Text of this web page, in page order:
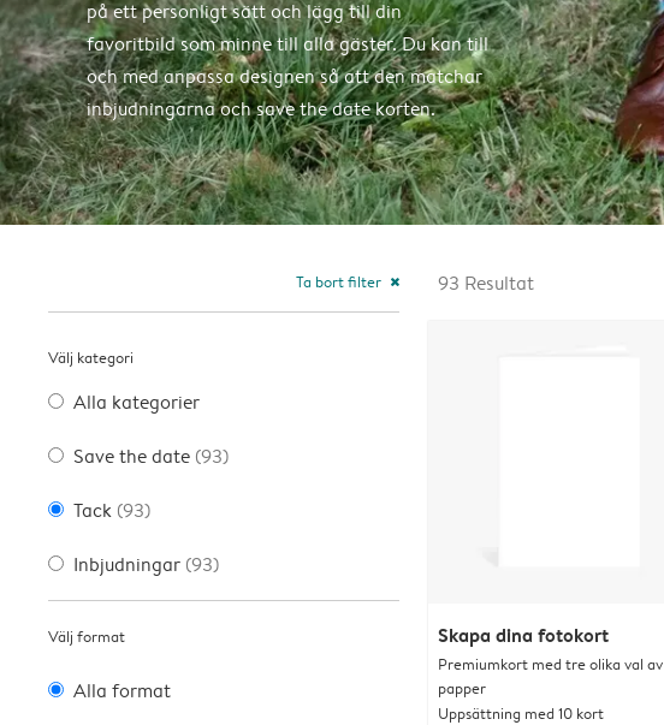
på ett personligt sätt och lägg till din
favoritbild som minne till alla gäster. Du kan till
och med anpassa designen så att den matchar
inbjudningarna och save the date korten.
Ta bort filter close
Välj kategori
Alla kategorier
Save the date (93)
Tack (93)
Inbjudningar (93)
Välj format
Alla format
93 Resultat
Skapa dina fotokort
Premiumkort med tre olika val av
papper
Uppsättning med 10 kort